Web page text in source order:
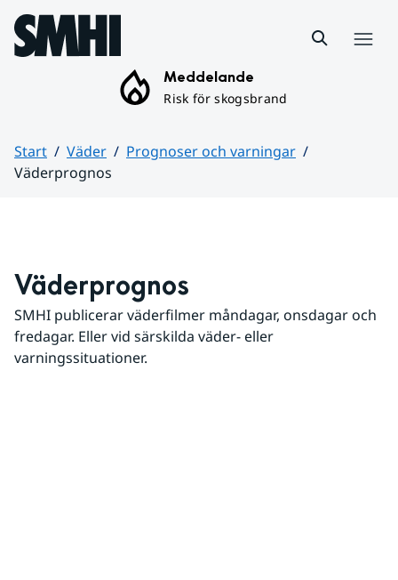
Hoppa till sidans innehåll
Meddelande
Risk för skogsbrand
Start Väder
Prognoser och varningar
Väderprognos
Väderprognos
SMHI publicerar väderfilmer måndagar, onsdagar och
fredagar. Eller vid särskilda väder- eller
varningssituationer.